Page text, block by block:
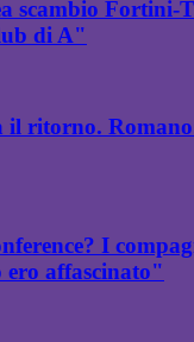
scambio Fortini-
di A"
il ritorno.
I
ero affascinato"